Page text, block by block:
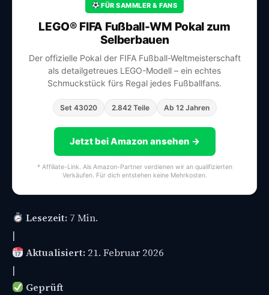
FÜR SAMMLER & FANS
LEGO® FIFA Fußball-WM Pokal zum
Selberbauen
Der offizielle Pokal der FIFA Fußball-Weltmeisterschaft
als detailgetreues LEGO-Modell – ein echtes
Schmuckstück fürs Regal jedes Fußballfans.
Set 43020 2.842 Teile Ab 12 Jahren
Jetzt bei Amazon ansehen →
* Affiliate-Link. Als Amazon-Partner verdienen wir an qualifizierten
Verkäufen. Für dich entstehen keine Mehrkosten.
Lesezeit:7 Min.
|
Aktualisiert:21. Februar 2026
|
Geprüft